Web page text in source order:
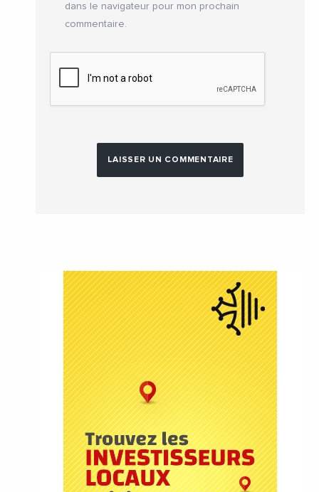
dans le navigateur pour mon prochain
commentaire.